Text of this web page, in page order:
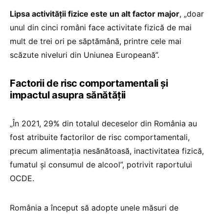
Lipsa activității fizice este un alt factor major, „doar
unul din cinci români face activitate fizică de mai
mult de trei ori pe săptămână, printre cele mai
scăzute niveluri din Uniunea Europeană”.
Factorii de risc comportamentali și
impactul asupra sănătății
„În 2021, 29% din totalul deceselor din România au
fost atribuite factorilor de risc comportamentali,
precum alimentația nesănătoasă, inactivitatea fizică,
fumatul și consumul de alcool”, potrivit raportului
OCDE.
România a început să adopte unele măsuri de